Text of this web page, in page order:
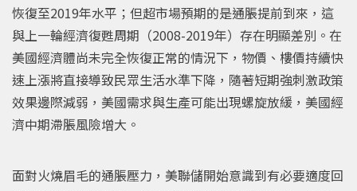
恢復至2019年水平；但超市場預期的是通脹提前到來，這
與上一輪經濟復甦周期（2008-2019年）存在明顯差別。在
美國經濟體尚未完全恢復正常的情況下，物價、樓價持續快
速上漲將直接導致民眾生活水準下降，隨著短期強刺激政策
效果邊際減弱，美國需求與生產可能出現螺旋放緩，美國經
濟中期滯脹風險增大。
面對火燒眉毛的通脹壓力，美聯儲開始意識到有必要適度回